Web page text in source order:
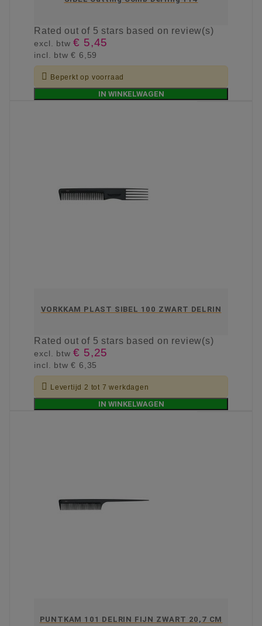
Ratedout of 5 stars based on review(s)
excl. btw€ 5,45
incl. btw€ 6,59
 Beperkt op voorraad
IN WINKELWAGEN
VORKKAM PLAST SIBEL 100 ZWART DELRIN
Ratedout of 5 stars based on review(s)
excl. btw€ 5,25
incl. btw€ 6,35
 Levertijd 2 tot 7 werkdagen
IN WINKELWAGEN
PUNTKAM 101 DELRIN FIJN ZWART 20,7 CM